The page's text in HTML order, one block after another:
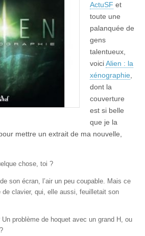
ActuSF et
toute une
palanquée de
gens
talentueux,
voiciAlien : la
xénographie
dont la
couverture
est si belle
que je la
mettre un extrait de ma nouvelle,
chose, toi ?
son écran, l’air un peu coupable. Mais ce
de clavier, qui, elle aussi, feuilletait son
problème de hoquet avec un grand H, ou